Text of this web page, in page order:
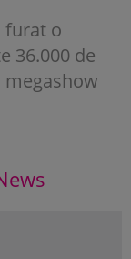
furat o
36.000 de